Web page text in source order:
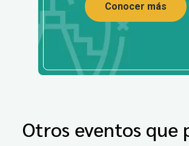
Conocer más
Otros eventos que